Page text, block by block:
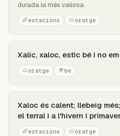
durada la més valiosa
estacions oratge
Xalic, xaloc, estic bé i no
oratge be
Xaloc és calent; llebeig
el terral i a l'hivern i
estacions oratge